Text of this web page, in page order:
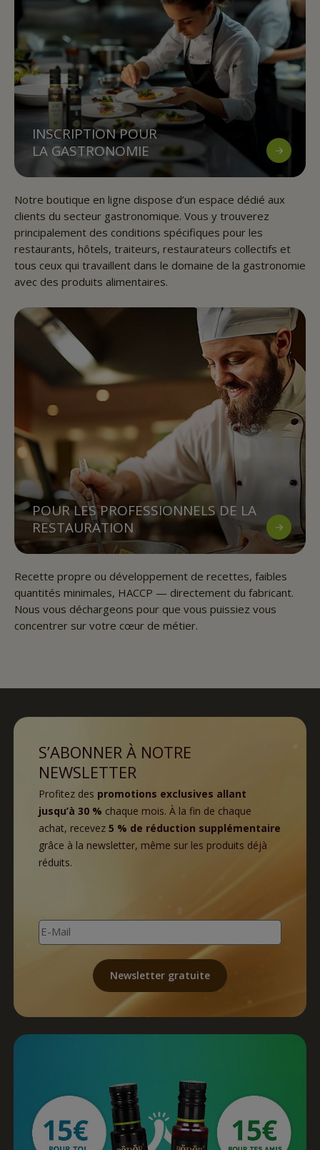
INSCRIPTION POUR
LA GASTRONOMIE
Notre boutique en ligne dispose d’un espace dédié aux
clients du secteur gastronomique. Vous y trouverez
principalement des conditions spécifiques pour les
restaurants, hôtels, traiteurs, restaurateurs collectifs et
tous ceux qui travaillent dans le domaine de la gastronomie
avec des produits alimentaires.
POUR LES PROFESSIONNELS DE LA
RESTAURATION
Recette propre ou développement de recettes, faibles
quantités minimales, HACCP — directement du fabricant.
Nous vous déchargeons pour que vous puissiez vous
concentrer sur votre cœur de métier.
S’ABONNER À NOTRE
NEWSLETTER
Profitez des promotions exclusives allant
jusqu’à 30 % chaque mois. À la fin de chaque
achat, recevez 5 % de réduction supplémentaire
grâce à la newsletter, même sur les produits déjà
réduits.
E-Mail
Newsletter gratuite